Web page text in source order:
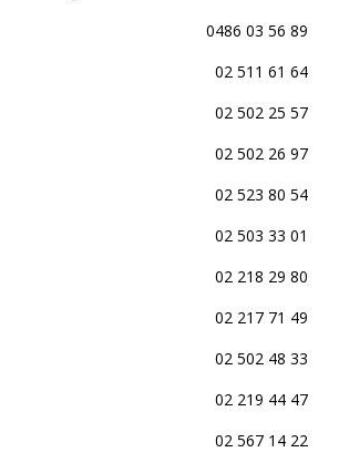
0486 03 56 89
02 511 61 64
02 502 25 57
02 502 26 97
02 523 80 54
02 503 33 01
02 218 29 80
02 217 71 49
02 502 48 33
02 219 44 47
02 567 14 22